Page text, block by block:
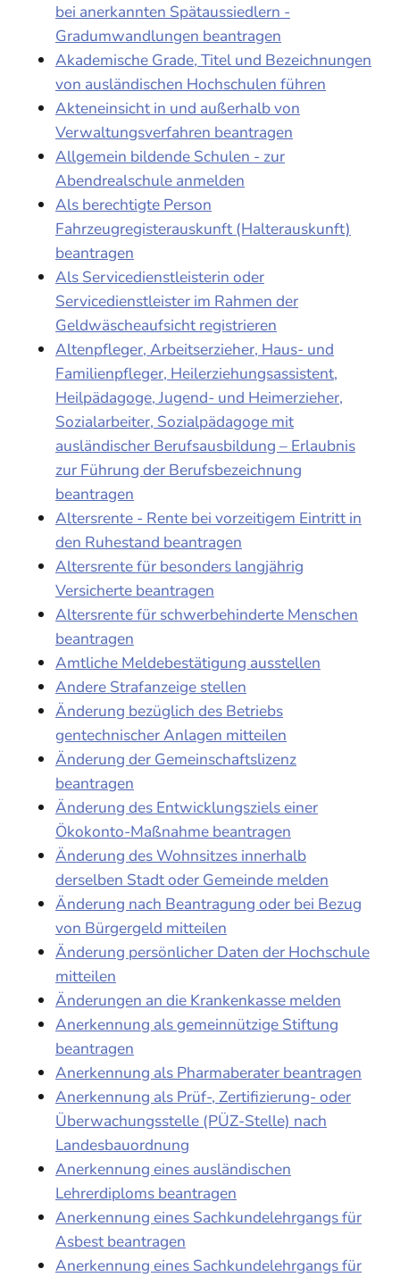
bei anerkannten Spätaussiedlern -
Gradumwandlungen beantragen
Akademische Grade, Titel und Bezeichnungen
von ausländischen Hochschulen führen
Akteneinsicht in und außerhalb von
Verwaltungsverfahren beantragen
Allgemein bildende Schulen - zur
Abendrealschule anmelden
Als berechtigte Person
Fahrzeugregisterauskunft (Halterauskunft)
beantragen
Als Servicedienstleisterin oder
Servicedienstleister im Rahmen der
Geldwäscheaufsicht registrieren
Altenpfleger, Arbeitserzieher, Haus- und
Familienpfleger, Heilerziehungsassistent,
Heilpädagoge, Jugend- und Heimerzieher,
Sozialarbeiter, Sozialpädagoge mit
ausländischer Berufsausbildung – Erlaubnis
zur Führung der Berufsbezeichnung
beantragen
Altersrente - Rente bei vorzeitigem Eintritt in
den Ruhestand beantragen
Altersrente für besonders langjährig
Versicherte beantragen
Altersrente für schwerbehinderte Menschen
beantragen
Amtliche Meldebestätigung ausstellen
Andere Strafanzeige stellen
Änderung bezüglich des Betriebs
gentechnischer Anlagen mitteilen
Änderung der Gemeinschaftslizenz
beantragen
Änderung des Entwicklungsziels einer
Ökokonto-Maßnahme beantragen
Änderung des Wohnsitzes innerhalb
derselben Stadt oder Gemeinde melden
Änderung nach Beantragung oder bei Bezug
von Bürgergeld mitteilen
Änderung persönlicher Daten der Hochschule
mitteilen
Änderungen an die Krankenkasse melden
Anerkennung als gemeinnützige Stiftung
beantragen
Anerkennung als Pharmaberater beantragen
Anerkennung als Prüf-, Zertifizierung- oder
Überwachungsstelle (PÜZ-Stelle) nach
Landesbauordnung
Anerkennung eines ausländischen
Lehrerdiploms beantragen
Anerkennung eines Sachkundelehrgangs für
Asbest beantragen
Anerkennung eines Sachkundelehrgangs für